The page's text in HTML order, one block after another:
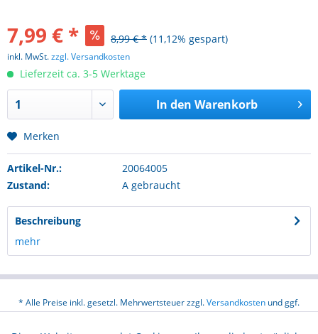
7,99 € * 8,99 € * (11,12% gespart)
inkl. MwSt.zzgl. Versandkosten
Lieferzeit ca. 3-5 Werktage
In den Warenkorb
Merken
Artikel-Nr.:
20064005
Zustand:
A gebraucht
Beschreibung
mehr
* Alle Preise inkl. gesetzl. Mehrwertsteuer zzgl.Versandkosten und ggf.